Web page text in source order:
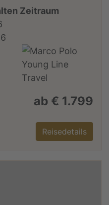
Zeitraum
ab € 1.799
Reisedetails